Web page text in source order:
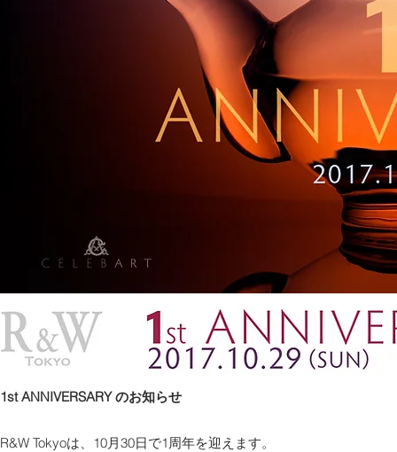
1st ANNIVERSARY のお知らせ
R&W Tokyoは、10月30日で1周年を迎えます。